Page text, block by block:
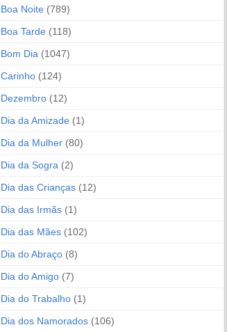
Boa Noite (789)
Boa Tarde (118)
Bom Dia (1047)
Carinho (124)
Dezembro (12)
Dia da Amizade (1)
Dia da Mulher (80)
Dia da Sogra (2)
Dia das Crianças (12)
Dia das Irmãs (1)
Dia das Mães (102)
Dia do Abraço (8)
Dia do Amigo (7)
Dia do Trabalho (1)
Dia dos Namorados (106)